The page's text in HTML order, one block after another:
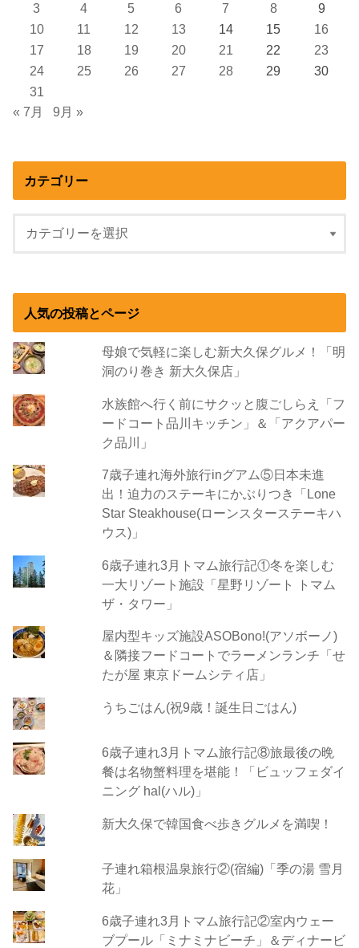
3
4 5 6 7 8
9
10
11 12 13 14 15
16
17
18 19 20 21 22
23
24
25 26 27 28 29
30
31
« 7月
9月 »
カテゴリー
人気の投稿とページ
母娘で気軽に楽しむ新大久保グルメ！「明
洞のり巻き 新大久保店」
水族館へ行く前にサクッと腹ごしらえ「フ
ードコート品川キッチン」＆「アクアパー
ク品川」
7歳子連れ海外旅行inグアム⑤日本未進
出！迫力のステーキにかぶりつき「Lone
Star Steakhouse(ローンスターステーキハ
ウス)」
6歳子連れ3月トマム旅行記①冬を楽しむ
一大リゾート施設「星野リゾート トマム
ザ・タワー」
屋内型キッズ施設ASOBono!(アソボーノ)
＆隣接フードコートでラーメンランチ「せ
たが屋 東京ドームシティ店」
うちごはん(祝9歳！誕生日ごはん)
6歳子連れ3月トマム旅行記⑧旅最後の晩
餐は名物蟹料理を堪能！「ビュッフェダイ
ニング hal(ハル)」
新大久保で韓国食べ歩きグルメを満喫！
子連れ箱根温泉旅行②(宿編)「季の湯 雪月
花」
6歳子連れ3月トマム旅行記②室内ウェー
ブプール「ミナミナビーチ」＆ディナービ